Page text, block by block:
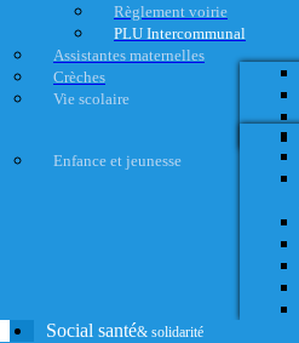
Règlement voirie
PLU Intercommunal
Assistantes maternelles
Crèches
Vie scolaire
Enfance et jeunesse
Social santé& solidarité